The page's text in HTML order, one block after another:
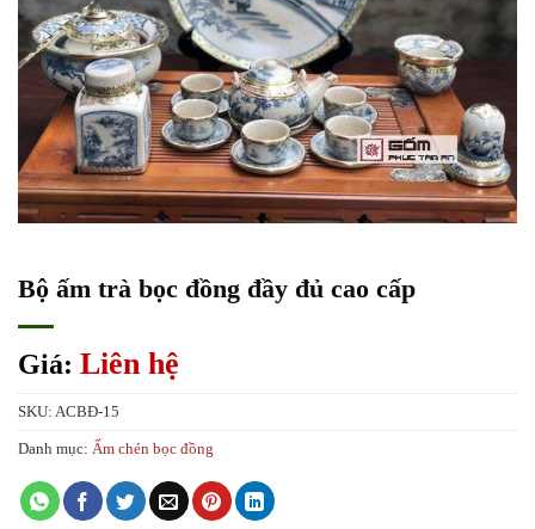
Bộ ấm trà bọc đồng đầy đủ cao cấp
Giá: Liên hệ
SKU: ACBĐ-15
Danh mục: Ấm chén bọc đồng